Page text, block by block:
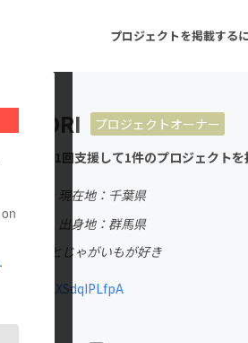
プロジェクトを掲載する
注目のリターン 注目の新着プロ
音楽
ゲーム・サービス開発
書籍・雑誌出版
.
プロジェクトオーナー
れまでに1回支援して1件のプロジェクト
現在地：千葉県
：日本
出身地：群馬県
もろこしとじゃがいもが好き
youtu.be/jXSdqIPLfpA